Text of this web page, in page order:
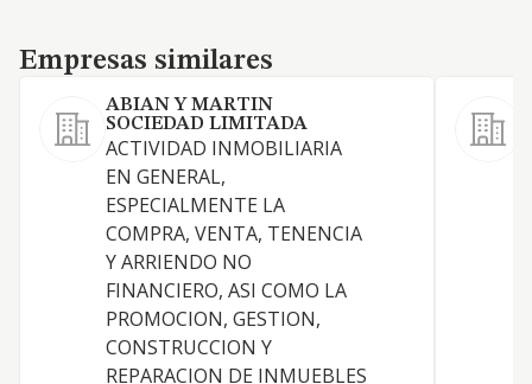
Empresas similares
Empresas similares
ABIAN Y MARTIN
SOCIEDAD LIMITADA
ACTIVIDAD INMOBILIARIA
EN GENERAL,
ESPECIALMENTE LA
COMPRA, VENTA, TENENCIA
Y ARRIENDO NO
FINANCIERO, ASI COMO LA
PROMOCION, GESTION,
CONSTRUCCION Y
REPARACION DE INMUEBLES